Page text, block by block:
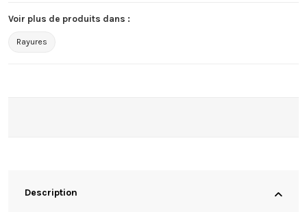
Voir plus de produits dans :
Rayures
Description